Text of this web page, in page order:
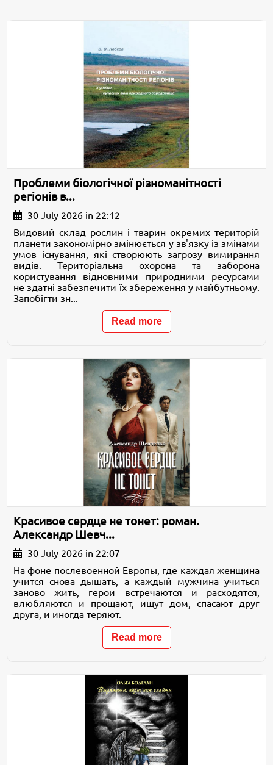
Проблеми біологічної різноманітності
регіонів в...
30 July 2026 in 22:12
Видовий склад рослин і тварин окремих територій
планети закономірно змінюється у зв'язку із змінами
умов існування, які створюють загрозу вимирання
видів. Територіальна охорона та заборона
користування відновними природними ресурсами
не здатні забезпечити їх збереження у майбутньому.
Запобігти зн...
Read more
Красивое сердце не тонет: роман.
Александр Шевч...
30 July 2026 in 22:07
На фоне послевоенной Европы, где каждая женщина
учится снова дышать, а каждый мужчина учиться
заново жить, герои встречаются и расходятся,
влюбляются и прощают, ищут дом, спасают друг
друга, и иногда теряют.
Read more